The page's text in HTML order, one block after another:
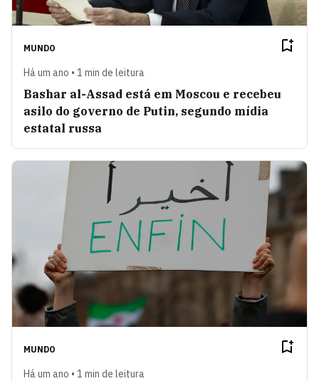
MUNDO
Há um ano • 1 min de leitura
Bashar al-Assad está em Moscou e recebeu
asilo do governo de Putin, segundo mídia
estatal russa
MUNDO
Há um ano • 1 min de leitura